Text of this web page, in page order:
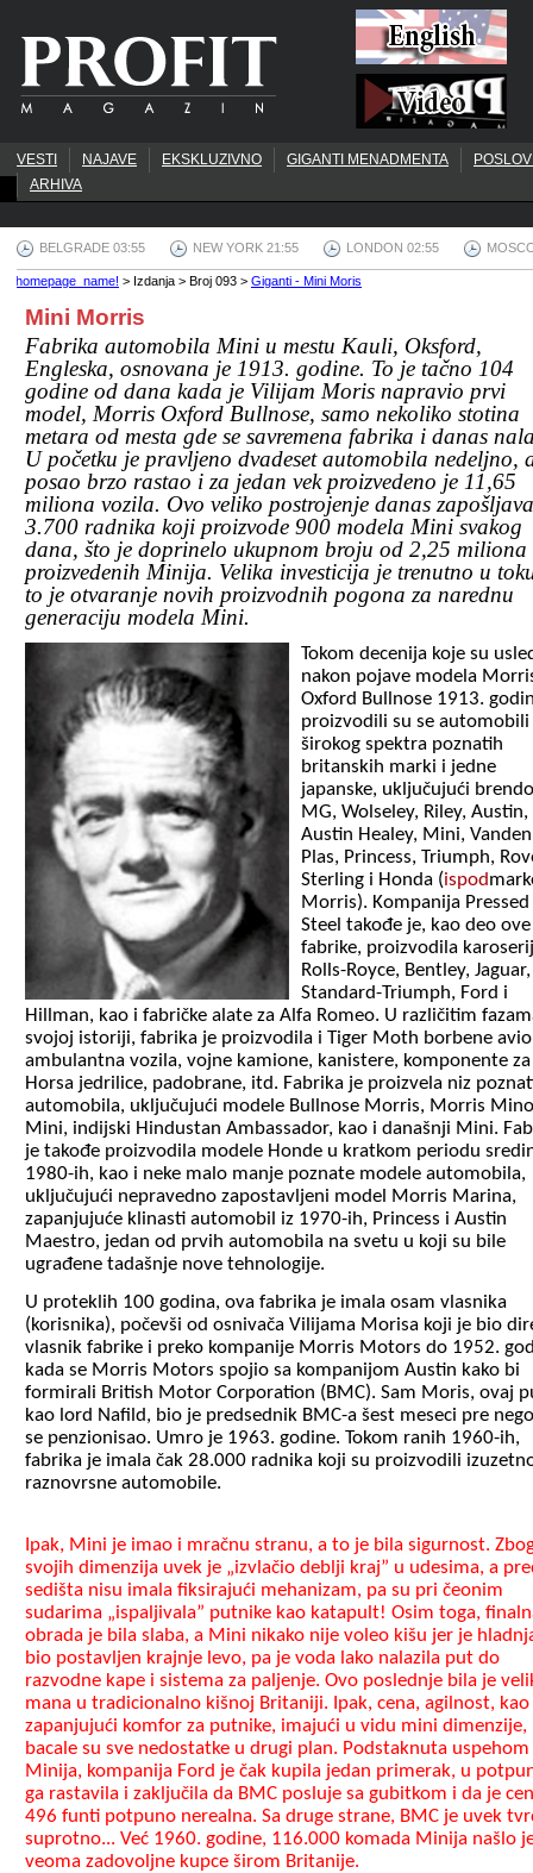
VESTI NAJAVE EKSKLUZIVNO GIGANTI MENADMENTA
ARHIVA
BELGRADE 03:55 NEW YORK 21:55 LONDON 02:55
homepage_name! > Izdanja > Broj 093 > Giganti - Mini Moris
Mini Morris
Fabrika automobila Mini u mestu Kauli, Oksford,
Engleska, osnovana je 1913. godine. To je tačno 104
godine od dana kada je Vilijam Moris napravio prvi
model, Morris Oxford Bullnose, samo nekoliko stotina
metara od mesta gde se savremena fabrika i danas
U početku je pravljeno dvadeset automobila nedeljno,
posao brzo rastao i za jedan vek proizvedeno je 11,65
miliona vozila. Ovo veliko postrojenje danas zapošljava
3.700 radnika koji proizvode 900 modela Mini svakog
dana, što je doprinelo ukupnom broju od 2,25 miliona
proizvedenih Minija. Velika investicija je trenutno u
to je otvaranje novih proizvodnih pogona za narednu
generaciju modela Mini.
Tokom decenija koje su
nakon pojave modela
Oxford Bullnose 1913.
proizvodili su se automobili
širokog spektra poznatih
britanskih marki i jedne
japanske, uključujući
MG, Wolseley, Riley, Austin,
Austin Healey, Mini, Vanden
Plas, Princess, Triumph,
Sterling i Honda (ispod
Morris). Kompanija Pressed
Steel takođe je, kao deo ove
fabrike, proizvodila
Rolls-Royce, Bentley,
Standard-Triumph, Ford i
Hillman, kao i fabričke alate za Alfa Romeo. U različitim
svojoj istoriji, fabrika je proizvodila i Tiger Moth borbene
ambulantna vozila, vojne kamione, kanistere, komponente za
Horsa jedrilice, padobrane, itd. Fabrika je proizvela niz
automobila, uključujući modele Bullnose Morris, Morris
Mini, indijski Hindustan Ambassador, kao i današnji Mini.
je takođe proizvodila modele Honde u kratkom periodu
1980-ih, kao i neke malo manje poznate modele automobila,
uključujući nepravedno zapostavljeni model Morris Marina,
zapanjujuće klinasti automobil iz 1970-ih, Princess i Austin
Maestro, jedan od prvih automobila na svetu u koji su bile
ugrađene tadašnje nove tehnologije.
U proteklih 100 godina, ova fabrika je imala osam vlasnika
(korisnika), počevši od osnivača Vilijama Morisa koji je bio
vlasnik fabrike i preko kompanije Morris Motors do 1952.
kada se Morris Motors spojio sa kompanijom Austin kako bi
formirali British Motor Corporation (BMC). Sam Moris, ovaj
kao lord Nafild, bio je predsednik BMC-a šest meseci pre
se penzionisao. Umro je 1963. godine. Tokom ranih 1960-ih,
fabrika je imala čak 28.000 radnika koji su proizvodili
raznovrsne automobile.
Ipak, Mini je imao i mračnu stranu, a to je bila sigurnost.
svojih dimenzija uvek je „izvlačio deblji kraj” u udesima, a
sedišta nisu imala fiksirajući mehanizam, pa su pri čeonim
sudarima „ispaljivala” putnike kao katapult! Osim toga,
obrada je bila slaba, a Mini nikako nije voleo kišu jer je
bio postavljen krajnje levo, pa je voda lako nalazila put do
razvodne kape i sistema za paljenje. Ovo poslednje bila je
mana u tradicionalno kišnoj Britaniji. Ipak, cena, agilnost, kao
zapanjujući komfor za putnike, imajući u vidu mini dimenzije,
bacale su sve nedostatke u drugi plan. Podstaknuta uspehom
Minija, kompanija Ford je čak kupila jedan primerak, u
ga rastavila i zaključila da BMC posluje sa gubitkom i da je
496 funti potpuno nerealna. Sa druge strane, BMC je uvek
suprotno... Već 1960. godine, 116.000 komada Minija našlo
veoma zadovoljne kupce širom Britanije.